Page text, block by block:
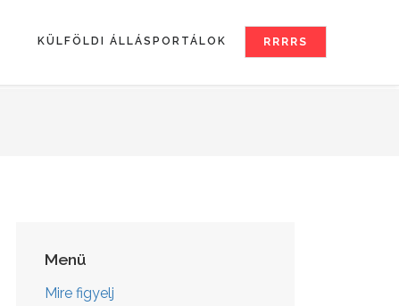
RRRRS
KÜLFÖLDI ÁLLÁSPORTÁLOK
Menü
Mire figyelj